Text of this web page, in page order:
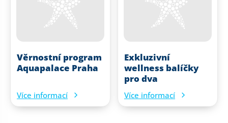
Věrnostní program
Aquapalace Praha
Více informací
Exkluzivní
wellness balíčky
pro dva
Více informací